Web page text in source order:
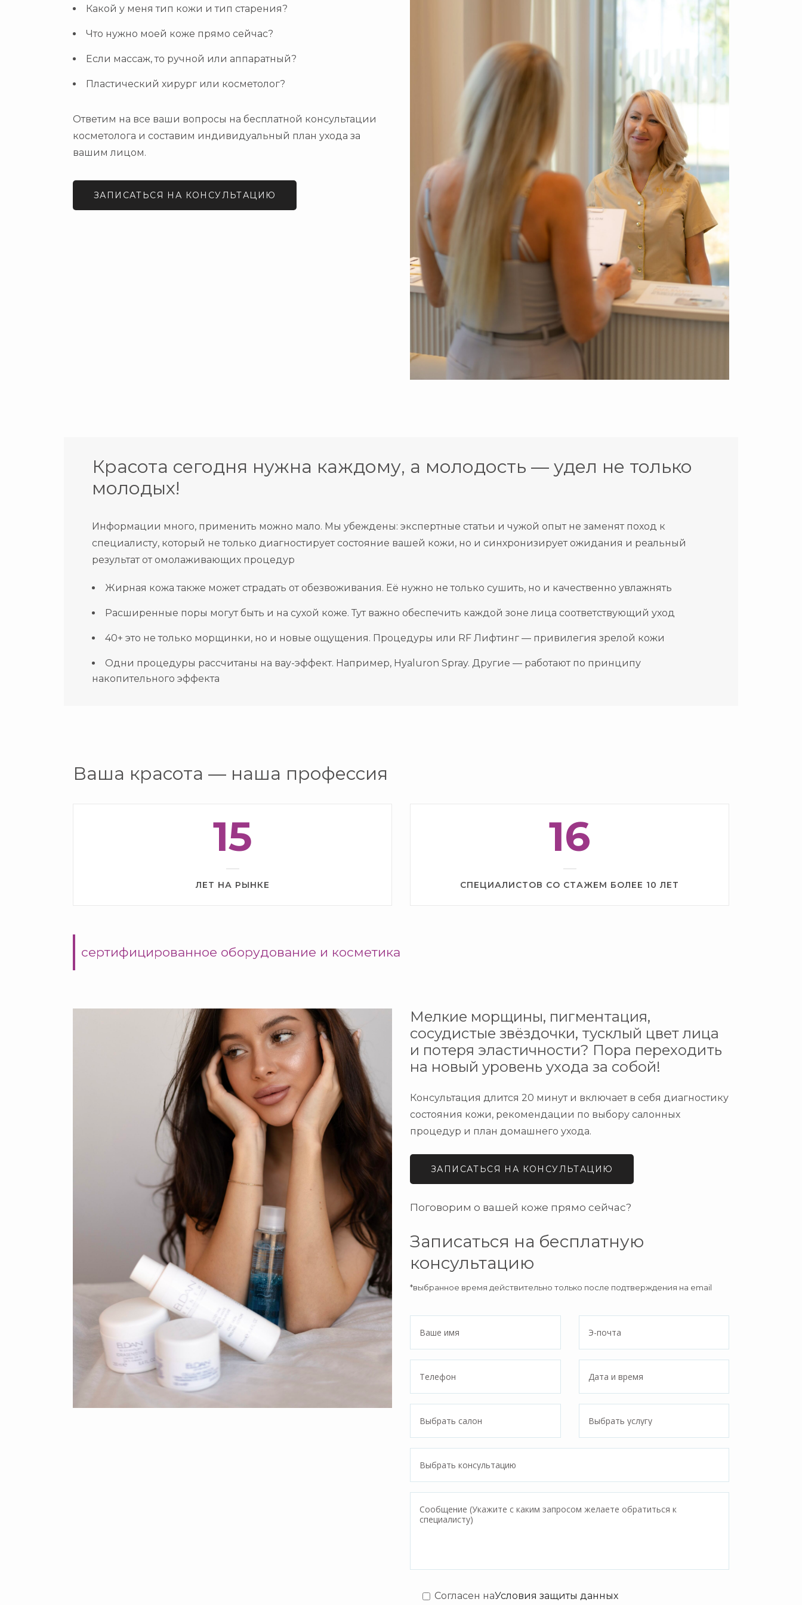
Какой у меня тип кожи и тип старения?
Что нужно моей коже прямо сейчас?
Если массаж, то ручной или аппаратный?
Пластический хирург или косметолог?
Ответим на все ваши вопросы на бесплатной консультации
косметолога и составим индивидуальный план ухода за
вашим лицом.
ЗАПИСАТЬСЯ НА КОНСУЛЬТАЦИЮ
Красота сегодня нужна каждому, а молодость — удел не только
молодых!
Информации много, применить можно мало. Мы убеждены: экспертные статьи и чужой опыт не заменят поход к
специалисту, который не только диагностирует состояние вашей кожи, но и синхронизирует ожидания и реальный
результат от омолаживающих процедур
Жирная кожа также может страдать от обезвоживания. Её нужно не только сушить, но и качественно увлажнять
Расширенные поры могут быть и на сухой коже. Тут важно обеспечить каждой зоне лица соответствующий уход
40+ это не только морщинки, но и новые ощущения. Процедуры или RF Лифтинг — привилегия зрелой кожи
Одни процедуры рассчитаны на вау-эффект. Например, Hyaluron Spray. Другие — работают по принципу
накопительного эффекта
Ваша красота — наша профессия
15
ЛЕТ НА РЫНКЕ
16
СПЕЦИАЛИСТОВ СО СТАЖЕМ БОЛЕЕ 10 ЛЕТ
сертифицированное оборудование и косметика
Мелкие морщины, пигментация,
сосудистые звёздочки, тусклый цвет лица
и потеря эластичности? Пора переходить
на новый уровень ухода за собой!
Консультация длится 20 минут и включает в себя диагностику
состояния кожи, рекомендации по выбору салонных
процедур и план домашнего ухода.
ЗАПИСАТЬСЯ НА КОНСУЛЬТАЦИЮ
Поговорим о вашей коже прямо сейчас?
Записаться на бесплатную
консультацию
*выбранное время действительно только после подтверждения на email
Согласен наУсловия защиты данных